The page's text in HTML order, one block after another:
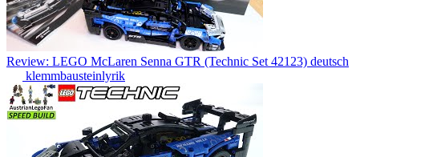
Review: LEGO McLaren Senna GTR (Technic Set 42123) deutsch
klemmbausteinlyrik